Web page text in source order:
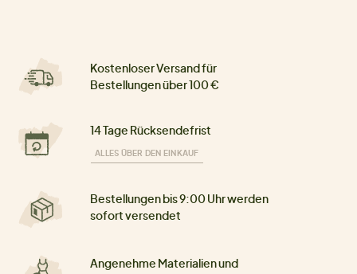
Kostenloser Versand für
Bestellungen über 100 €
14 Tage Rücksendefrist
ALLES ÜBER DEN EINKAUF
Bestellungen bis 9:00 Uhr werden
sofort versendet
Angenehme Materialien und